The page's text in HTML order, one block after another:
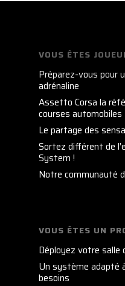
VOUS ÊTES
Préparez-vous pour
adrénaline
Assetto Corsa la
courses automobiles
Le partage des
Sortez différent de
System !
Notre communauté
VOUS ÊTES UN
Déployez votre salle
Un système adapté
besoins